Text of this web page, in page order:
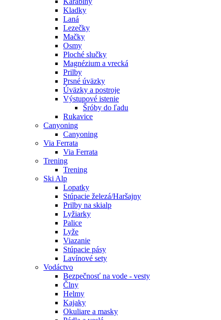
Kladky
Laná
Lezečky
Mačky
Osmy
Ploché slučky
Magnézium a vrecká
Prilby
Prsné úväzky
Úväzky a postroje
Výstupové istenie
Šróby do ľadu
Rukavice
Canyoning
Canyoning
Via Ferrata
Via Ferrata
Trening
Trening
Ski Alp
Lopatky
Stúpacie železá/Haršajny
Prilby na skialp
Lyžiarky
Palice
Lyže
Viazanie
Stúpacie pásy
Lavínové sety
Vodáctvo
Bezpečnosť na vode - vesty
Člny
Helmy
Kajaky
Okuliare a masky